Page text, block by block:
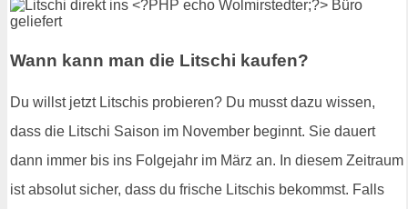
Wann kann man die Litschi kaufen?
Du willst jetzt Litschis probieren? Du musst dazu wissen,
dass die Litschi Saison im November beginnt. Sie dauert
dann immer bis ins Folgejahr im März an. In diesem Zeitraum
ist absolut sicher, dass du frische Litschis bekommst. Falls